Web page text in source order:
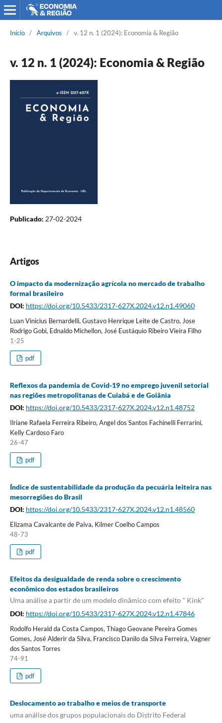
Início / Arquivos / v. 12 n. 1 (2024): Economia & Região
v. 12 n. 1 (2024): Economia & Região
Publicado: 27-02-2024
Artigos
O impacto da modernização agrícola no mercado de trabalho
formal brasileiro
DOI: https://doi.org/10.5433/2317-627X.2024.v12.n1.49060
Luan Vinicius Bernardelli, Gustavo Henrique Leite de Castro, Jose
Rodrigo Gobi, Ednaldo Michellon, José Eustáquio Ribeiro Vieira Filho
1-25
pdf
Reflexos da pandemia de Covid-19 no emprego juvenil setorial
nas regiões metropolitanas de Cuiabá e de Goiânia
DOI: https://doi.org/10.5433/2317-627X.2024.v12.n1.48752
Ilriane Rafaela Ferreira Ribeiro, Angel dos Santos Fachinelli Ferrarini,
Kelly Cardoso Faro
26-47
pdf
Índice de sustentabilidade da produção da pecuária leiteira nas
mesorregiões do Brasil
DOI: https://doi.org/10.5433/2317-627X.2024.v12.n1.48560
Elizama Cavalcante de Paiva, Kilmer Coelho Campos
48-73
pdf
Efeitos da desigualdade de renda sobre o crescimento
econômico dos estados brasileiros
Uma análise a partir de um modelo dinâmico com efeito " Kink"
DOI: https://doi.org/10.5433/2317-627X.2024.v12.n1.47846
Rodolfo Herald da Costa Campos, Thiago Geovane Pereira Gomes
Gomes, José Alderir da Silva, Francisco Danilo da Silva Ferreira, Vagner
dos Santos Torres
74-91
pdf
Deslocamento ao trabalho e meios de transporte
uma análise dos grupos populacionais do Distrito Federal